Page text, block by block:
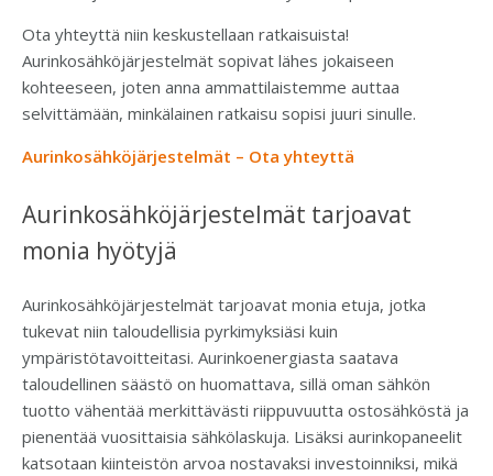
Ota yhteyttä niin keskustellaan ratkaisuista!
Aurinkosähköjärjestelmät sopivat lähes jokaiseen
kohteeseen, joten anna ammattilaistemme auttaa
selvittämään, minkälainen ratkaisu sopisi juuri sinulle.
Aurinkosähköjärjestelmät – Ota yhteyttä
Aurinkosähköjärjestelmät tarjoavat
monia hyötyjä
Aurinkosähköjärjestelmät tarjoavat monia etuja, jotka
tukevat niin taloudellisia pyrkimyksiäsi kuin
ympäristötavoitteitasi. Aurinkoenergiasta saatava
taloudellinen säästö on huomattava, sillä oman sähkön
tuotto vähentää merkittävästi riippuvuutta ostosähköstä ja
pienentää vuosittaisia sähkölaskuja. Lisäksi aurinkopaneelit
katsotaan kiinteistön arvoa nostavaksi investoinniksi, mikä